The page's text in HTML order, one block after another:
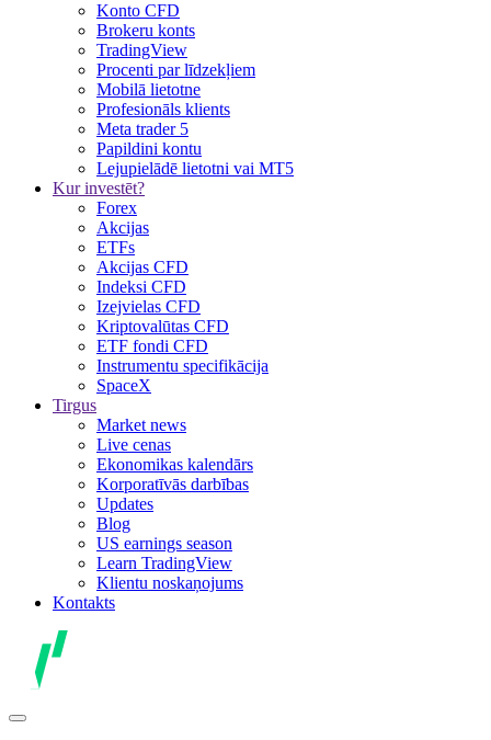
Konto CFD
Brokeru konts
TradingView
Procenti par līdzekļiem
Mobilā lietotne
Profesionāls klients
Meta trader 5
Papildini kontu
Lejupielādē lietotni vai MT5
Kur investēt?
Forex
Akcijas
ETFs
Akcijas CFD
Indeksi CFD
Izejvielas CFD
Kriptovalūtas CFD
ETF fondi CFD
Instrumentu specifikācija
SpaceX
Tirgus
Market news
Live cenas
Ekonomikas kalendārs
Korporatīvās darbības
Updates
Blog
US earnings season
Learn TradingView
Klientu noskaņojums
Kontakts